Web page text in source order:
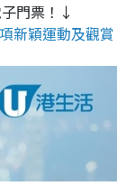
門票！↓
新穎運動及觀賞